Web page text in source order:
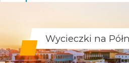
Wycieczki na